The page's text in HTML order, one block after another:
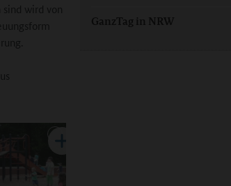
wird von
GanzTag in NRW